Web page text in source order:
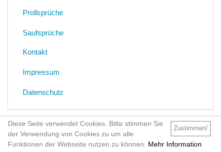
Prollsprüche
Saufsprüche
Kontakt
Impressum
Datenschutz
Zustimmen!
Diese Seite verwendet Cookies. Bitte stimmen Sie
der Verwendung von Cookies zu um alle
Funktionen der Webseite nutzen zu können. Mehr Information